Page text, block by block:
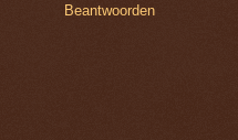
Beantwoorden